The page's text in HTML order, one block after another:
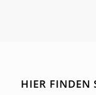
HIER FINDEN